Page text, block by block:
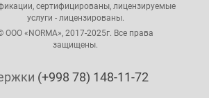
сертифицированы, лицензируемые
услуги - лицензированы.
ООО «NORMA», 2017-2025г. Все права
защищены.
(+998 78) 148-11-72